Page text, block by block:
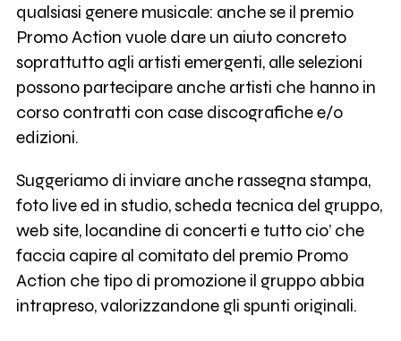
qualsiasi genere musicale: anche se il premio
Promo Action vuole dare un aiuto concreto
soprattutto agli artisti emergenti, alle selezioni
possono partecipare anche artisti che hanno in
corso contratti con case discografiche e/o
edizioni.
Suggeriamo di inviare anche rassegna stampa,
foto live ed in studio, scheda tecnica del gruppo,
web site, locandine di concerti e tutto cio’ che
faccia capire al comitato del premio Promo
Action che tipo di promozione il gruppo abbia
intrapreso, valorizzandone gli spunti originali.